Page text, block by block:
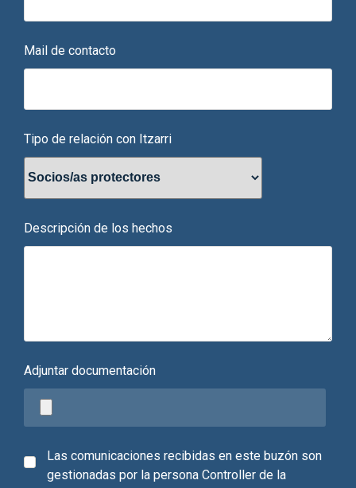
Mail de contacto
Tipo de relación con Itzarri
Descripción de los hechos
Adjuntar documentación
Las comunicaciones recibidas en este buzón son
gestionadas por la persona Controller de la